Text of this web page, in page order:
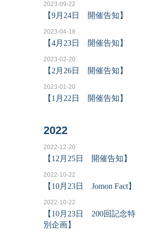
2023-09-22
【9月24日 開催告知】
2023-04-18
【4月23日 開催告知】
2023-02-20
【2月26日 開催告知】
2023-01-20
【1月22日 開催告知】
2022
2022-12-20
【12月25日 開催告知】
2022-10-22
【10月23日 Jomon Fact】
2022-10-22
【10月23日 200回記念特
別企画】